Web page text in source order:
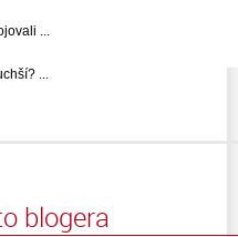
...
...
blogera